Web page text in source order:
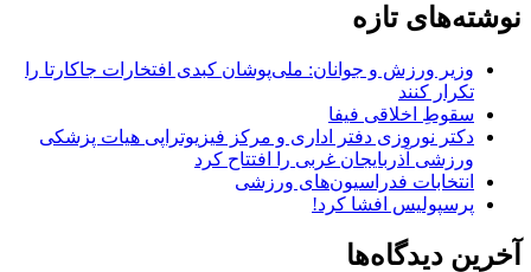
نوشته‌های تازه
وزیر ورزش و جوانان: ملی‌پوشان کبدی افتخارات جاکارتا را
تکرار کنند
سقوطِ اخلاقی فیفا
دکتر نوروزی دفتر اداری و مرکز فیزیوتراپی هیات پزشکی
ورزشی آذربایجان غربی را افتتاح کرد
انتخابات فدراسیون‌های ورزشی
پرسپولیس افشا کرد!
آخرین دیدگاه‌ها